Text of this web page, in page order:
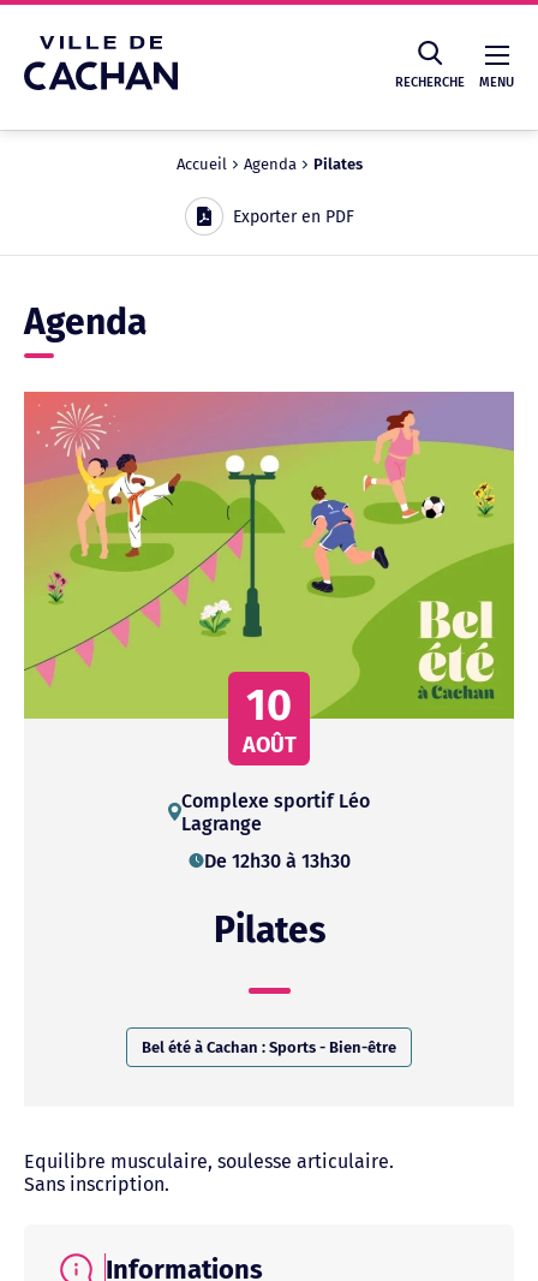
RECHERCHE MENU
Recherche
Accueil Agenda Pilates
Exporter en PDF
Agenda
10
AOÛT
Complexe sportifLéo
Lagrange
De 12h30 à 13h30
Pilates
Bel été à Cachan : Sports - Bien-être
Equilibre musculaire, soulesse articulaire.
Sans inscription.
Informations
Cookies management panel